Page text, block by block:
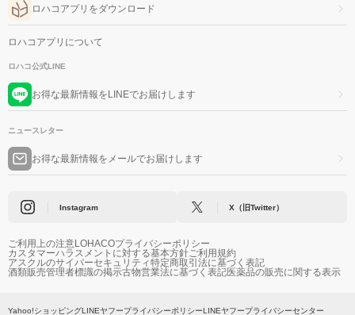
ロハコアプリをダウンロード
ロハコアプリについて
ロハコ公式LINE
お得な最新情報をLINEでお届けします
ニュースレター
お得な最新情報をメールでお届けします
Instagram X（旧Twitter）
ご利用上の注意LOHACOプライバシーポリシー
カスタマーハラスメントに対する基本方針ご利用規約
アスクルのサイバーセキュリティ特定商取引法に基づく表記
酒類販売管理者標識の掲示古物営業法に基づく表記医薬品の販売に関する表示
Yahoo!ショッピングLINEヤフープライバシーポリシーLINEヤフープライバシーセンター